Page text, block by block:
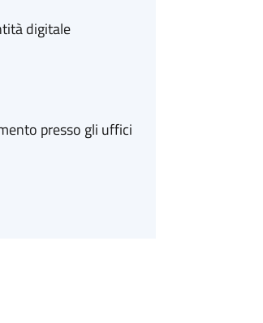
digitale
presso gli uffici